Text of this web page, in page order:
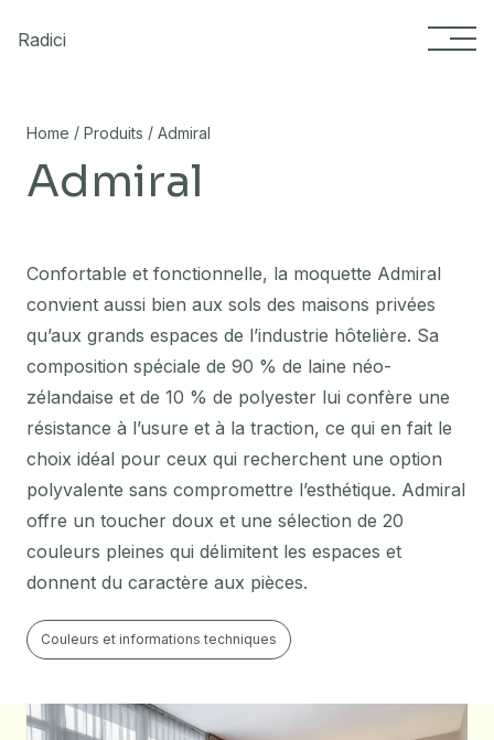
Radici
Home / Produits / Admiral
Admiral
Confortable et fonctionnelle, la moquette Admiral
convient aussi bien aux sols des maisons privées
qu’aux grands espaces de l’industrie hôtelière. Sa
composition spéciale de 90 % de laine néo-
zélandaise et de 10 % de polyester lui confère une
résistance à l’usure et à la traction, ce qui en fait le
choix idéal pour ceux qui recherchent une option
polyvalente sans compromettre l’esthétique. Admiral
offre un toucher doux et une sélection de 20
couleurs pleines qui délimitent les espaces et
donnent du caractère aux pièces.
Couleurs et informations techniques